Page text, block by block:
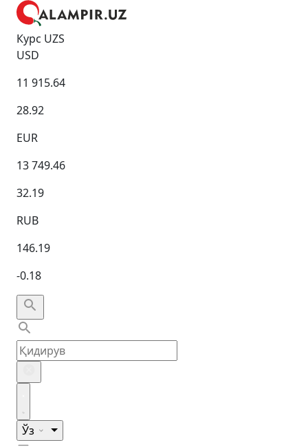
Курс UZS
USD
11 915.64
28.92
EUR
13 749.46
32.19
RUB
146.19
-0.18
Ўз